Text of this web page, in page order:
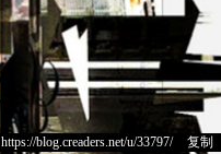
https://blog.creaders.net/u/33797/> 复制